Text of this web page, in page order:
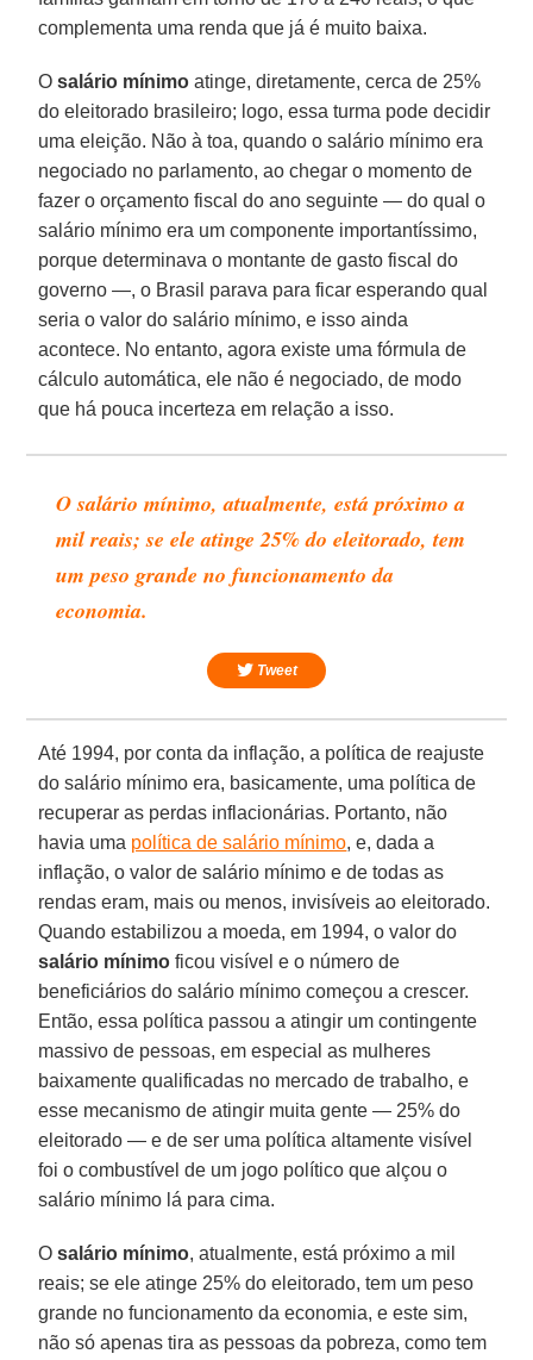
complementa uma renda que já é muito baixa.
Osalário mínimo atinge, diretamente, cerca de 25%
do eleitorado brasileiro; logo, essa turma pode decidir
uma eleição. Não à toa, quando o salário mínimo era
negociado no parlamento, ao chegar o momento de
fazer o orçamento fiscal do ano seguinte — do qual o
salário mínimo era um componente importantíssimo,
porque determinava o montante de gasto fiscal do
governo —, o Brasil parava para ficar esperando qual
seria o valor do salário mínimo, e isso ainda
acontece. No entanto, agora existe uma fórmula de
cálculo automática, ele não é negociado, de modo
que há pouca incerteza em relação a isso.
O salário mínimo, atualmente, está próximo a
mil reais; se ele atinge 25% do eleitorado, tem
um peso grande no funcionamento da
economia.
Tweet
Até 1994, por conta da inflação, a política de reajuste
do salário mínimo era, basicamente, uma política de
recuperar as perdas inflacionárias. Portanto, não
havia uma política de salário mínimo, e, dada a
inflação, o valor de salário mínimo e de todas as
rendas eram, mais ou menos, invisíveis ao eleitorado.
Quando estabilizou a moeda, em 1994, o valor do
salário mínimo ficou visível e o número de
beneficiários do salário mínimo começou a crescer.
Então, essa política passou a atingir um contingente
massivo de pessoas, em especial as mulheres
baixamente qualificadas no mercado de trabalho, e
esse mecanismo de atingir muita gente — 25% do
eleitorado — e de ser uma política altamente visível
foi o combustível de um jogo político que alçou o
salário mínimo lá para cima.
Osalário mínimo, atualmente, está próximo a mil
reais; se ele atinge 25% do eleitorado, tem um peso
grande no funcionamento da economia, e este sim,
não só apenas tira as pessoas da pobreza, como tem